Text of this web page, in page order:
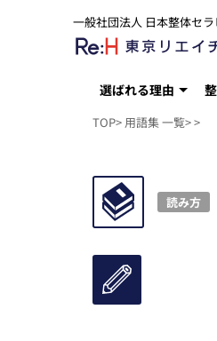
一般社団法人 日本整体セ
選ばれる理由
TOP> 用語集 一覧>>
読み方